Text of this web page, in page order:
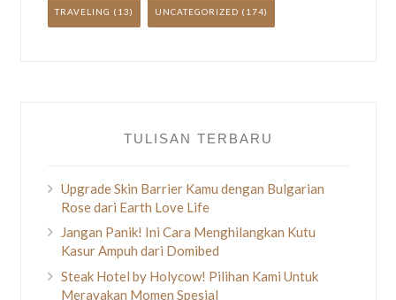
TRAVELING (13) UNCATEGORIZED (174)
TULISAN TERBARU
Upgrade Skin Barrier Kamu dengan Bulgarian
Rose dari Earth Love Life
Jangan Panik! Ini Cara Menghilangkan Kutu
Kasur Ampuh dari Domibed
Steak Hotel by Holycow! Pilihan Kami Untuk
Merayakan Momen Spesial